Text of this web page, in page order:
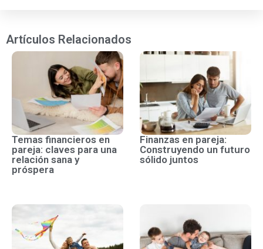
Artículos Relacionados
Temas financieros en
pareja: claves para una
relación sana y
próspera
Finanzas en pareja:
Construyendo un futuro
sólido juntos